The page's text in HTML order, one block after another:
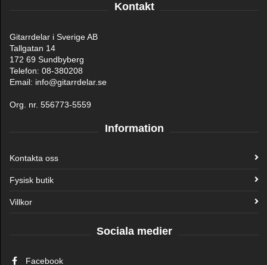
Kontakt
Gitarrdelar i Sverige AB
Tallgatan 14
172 69 Sundbyberg
Telefon: 08-380208
Email: info@gitarrdelar.se
Org. nr. 556773-5559
Information
Kontakta oss
Fysisk butik
Villkor
Sociala medier
Facebook